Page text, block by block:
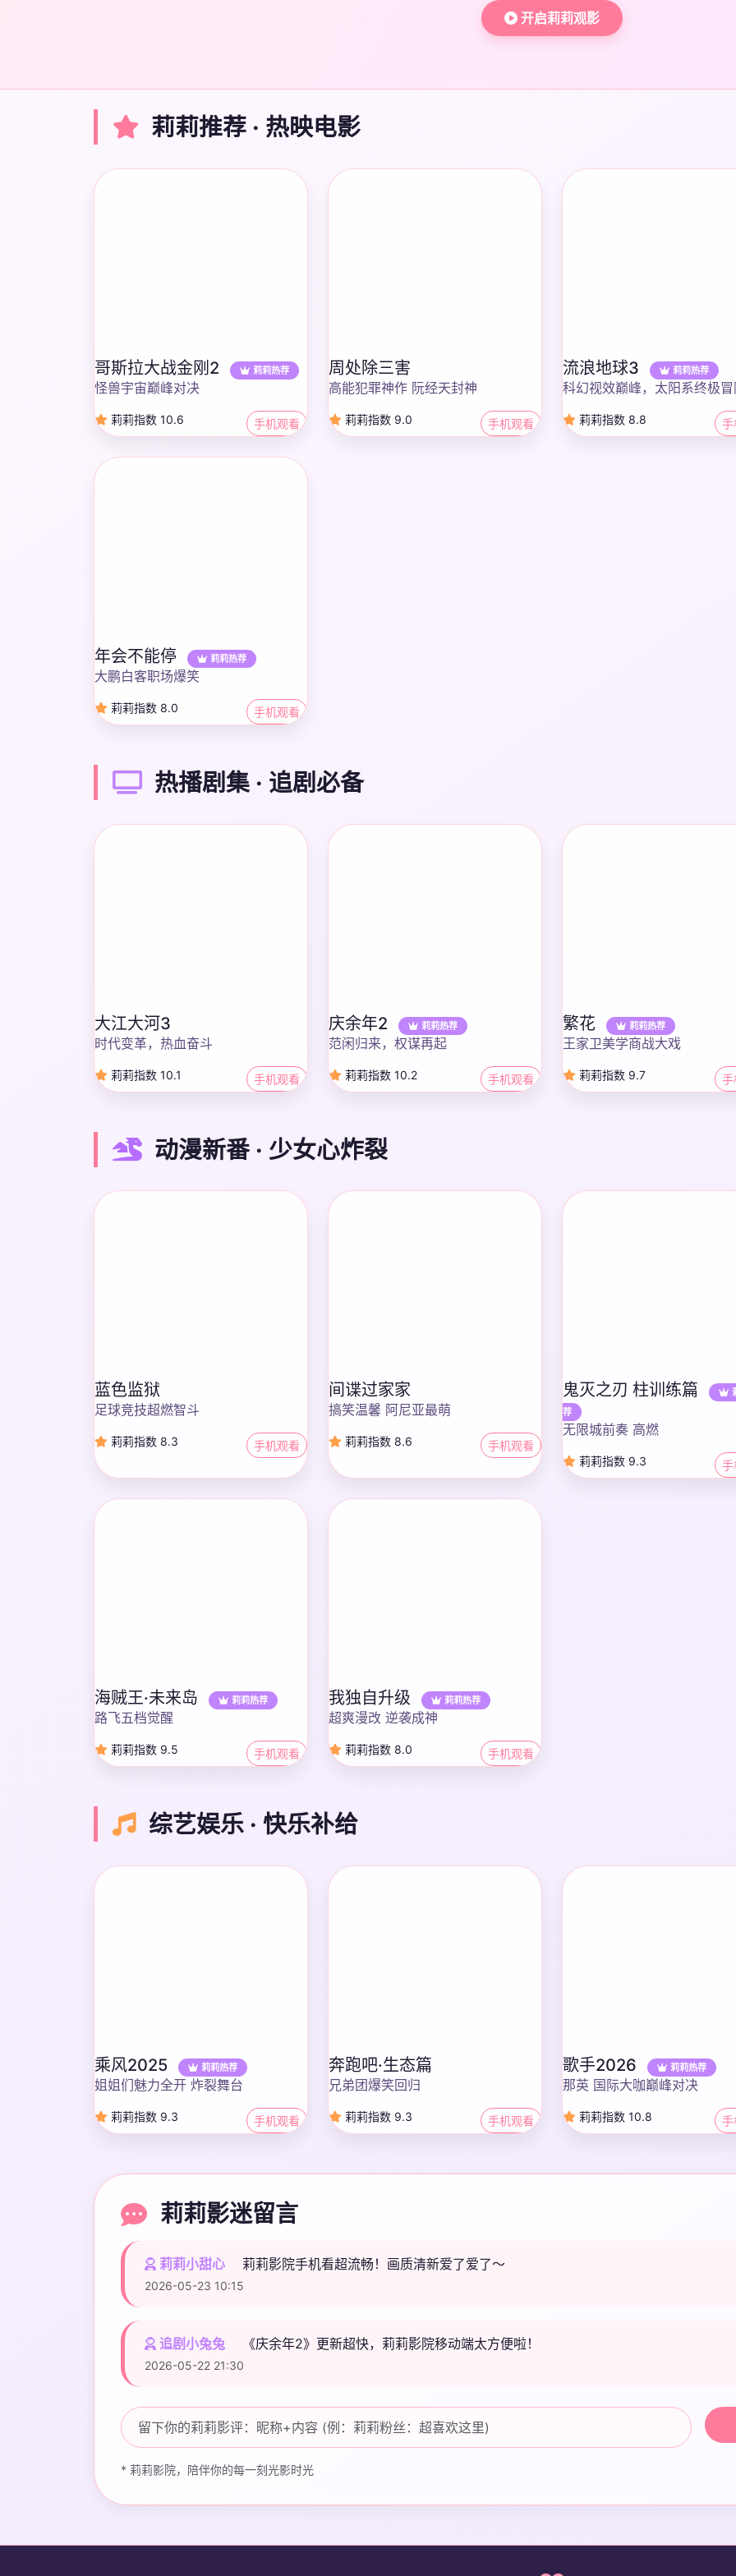
开启莉莉观影
莉莉推荐 · 热映电影
哥斯拉大战金刚2 莉莉热荐
怪兽宇宙巅峰对决
莉莉指数 10.6 手机观看
周处除三害
高能犯罪神作 阮经天封神
莉莉指数 9.0 手机观看
流浪地球3 莉莉热荐
科幻视效巅峰，太阳系终极
莉莉指数 8.8 手
年会不能停 莉莉热荐
大鹏白客职场爆笑
莉莉指数 8.0 手机观看
热播剧集 · 追剧必备
大江大河3
时代变革，热血奋斗
莉莉指数 10.1 手机观看
庆余年2 莉莉热荐
范闲归来，权谋再起
莉莉指数 10.2 手机观看
繁花 莉莉热荐
王家卫美学商战大戏
莉莉指数 9.7 手
动漫新番 · 少女心炸裂
蓝色监狱
足球竞技超燃智斗
莉莉指数 8.3 手机观看
间谍过家家
搞笑温馨 阿尼亚最萌
莉莉指数 8.6 手机观看
鬼灭之刃 柱训练篇
荐
无限城前奏 高燃
莉莉指数 9.3 手
海贼王·未来岛 莉莉热荐
路飞五档觉醒
莉莉指数 9.5 手机观看
我独自升级 莉莉热荐
超爽漫改 逆袭成神
莉莉指数 8.0 手机观看
综艺娱乐 · 快乐补给
乘风2025 莉莉热荐
姐姐们魅力全开 炸裂舞台
莉莉指数 9.3 手机观看
奔跑吧·生态篇
兄弟团爆笑回归
莉莉指数 9.3 手机观看
歌手2026 莉莉热荐
那英 国际大咖巅峰对决
莉莉指数 10.8 手
莉莉影迷留言
莉莉小甜心 莉莉影院手机看超流畅！画质清新爱了爱了～
2026-05-23 10:15
追剧小兔兔 《庆余年2》更新超快，莉莉影院移动端太方便啦！
2026-05-22 21:30
* 莉莉影院，陪伴你的每一刻光影时光